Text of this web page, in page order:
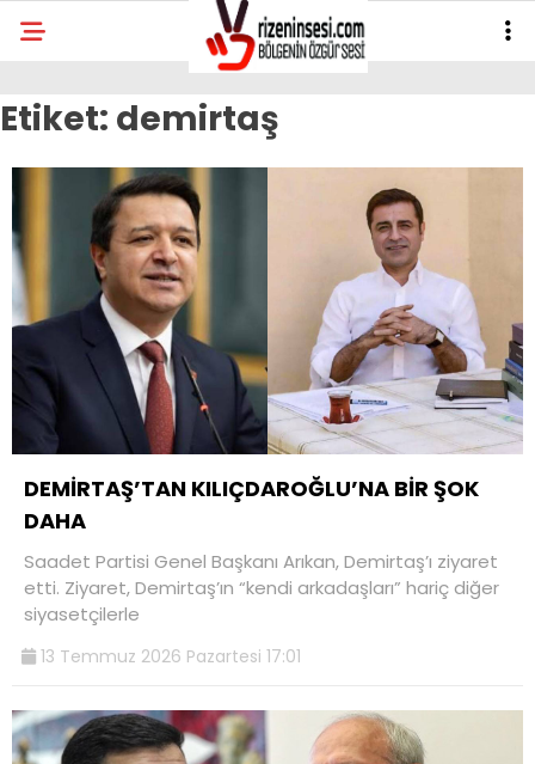
Etiket: demirtaş
DEMİRTAŞ’TAN KILIÇDAROĞLU’NA BİR ŞOK
DAHA
Saadet Partisi Genel Başkanı Arıkan, Demirtaş’ı ziyaret
etti. Ziyaret, Demirtaş’ın “kendi arkadaşları” hariç diğer
siyasetçilerle
13 Temmuz 2026 Pazartesi 17:01